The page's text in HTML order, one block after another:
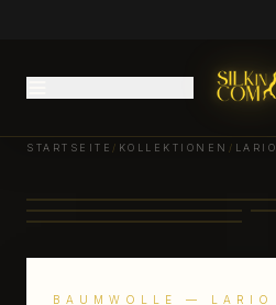
STARTSEITE / KOLLEKTIONEN / LARIO
BAUMWOLLE — LARIO